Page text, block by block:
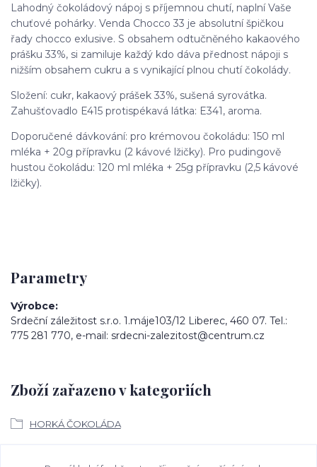
Lahodný čokoládový nápoj s příjemnou chutí, naplní Vaše
chuťové pohárky. Venda Chocco 33 je absolutní špičkou
řady chocco exlusive. S obsahem odtučněného kakaového
prášku 33%, si zamiluje každý kdo dáva přednost nápoji s
nižším obsahem cukru a s vynikající plnou chutí čokolády.
Složení: cukr, kakaový prášek 33%, sušená syrovátka.
Zahušťovadlo E415 protispékavá látka: E341, aroma.
Doporučené dávkování: pro krémovou čokoládu: 150 ml
mléka + 20g přípravku (2 kávové lžičky). Pro pudingově
hustou čokoládu: 120 ml mléka + 25g přípravku (2,5 kávové
lžičky).
Parametry
Výrobce
Srdeční záležitost s.r.o. 1.máje103/12 Liberec, 460 07. Tel.:
775 281 770, e-mail: srdecni-zalezitost@centrum.cz
Zboží zařazeno v kategoriích
HORKÁ ČOKOLÁDA